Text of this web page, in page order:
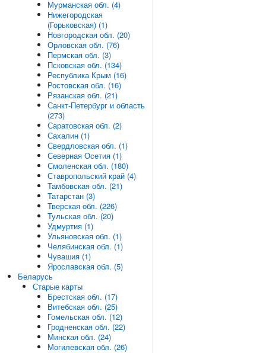
Мурманская обл. (4)
Нижегородская
(Горьковская) (1)
Новгородская обл. (20)
Орловская обл. (76)
Пермская обл. (3)
Псковская обл. (134)
Республика Крым (16)
Ростовская обл. (16)
Рязанская обл. (21)
Санкт-Петербург и область
(273)
Саратовская обл. (2)
Сахалин (1)
Свердловская обл. (1)
Северная Осетия (1)
Смоленская обл. (180)
Ставропольский край (4)
Тамбовская обл. (21)
Татарстан (3)
Тверская обл. (226)
Тульская обл. (20)
Удмуртия (1)
Ульяновская обл. (1)
Челябинская обл. (1)
Чувашия (1)
Ярославская обл. (5)
Беларусь
Старые карты
Брестская обл. (17)
Витебская обл. (25)
Гомельская обл. (12)
Гродненская обл. (22)
Минская обл. (24)
Могилевская обл. (26)